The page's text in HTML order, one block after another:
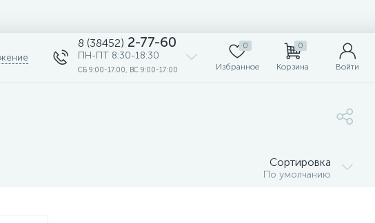
8 (38452) 2-77-60
ПН-ПТ 8:30-18:30
СБ 9:00-17.00, ВС 9:00-17:00
0
Избранное
0
Корзина Войти
Сортировка
По умолчанию